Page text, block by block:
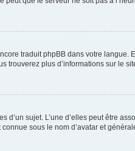
traduit phpBB dans votre
trouverez plus d’informations sur le
sujet. L’une d’elles peut être
sous le nom d’avatar et